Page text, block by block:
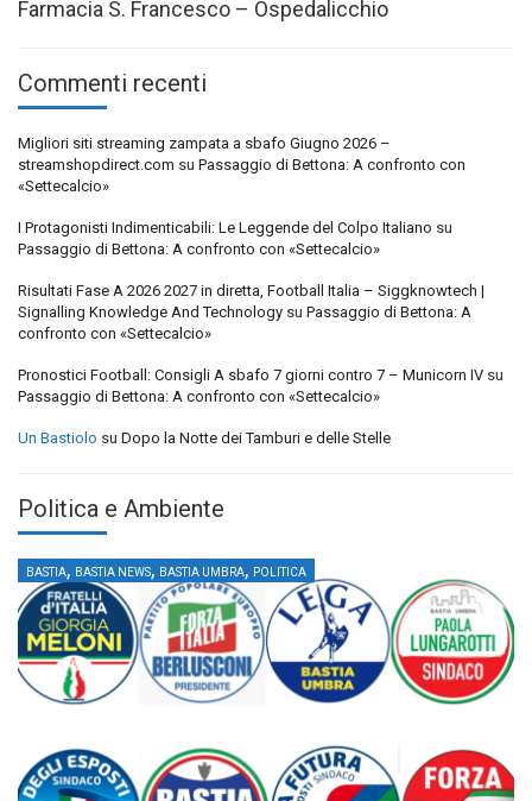
Farmacia S. Francesco – Ospedalicchio
Commenti recenti
Migliori siti streaming zampata a sbafo Giugno 2026 –
streamshopdirect.com su Passaggio di Bettona: A confronto con
«Settecalcio»
I Protagonisti Indimenticabili: Le Leggende del Colpo Italiano su
Passaggio di Bettona: A confronto con «Settecalcio»
Risultati Fase A 2026 2027 in diretta, Football Italia – Siggknowtech |
Signalling Knowledge And Technology su Passaggio di Bettona: A
confronto con «Settecalcio»
Pronostici Football: Consigli A sbafo 7 giorni contro 7 – Municorn IV su
Passaggio di Bettona: A confronto con «Settecalcio»
Un Bastiolo su Dopo la Notte dei Tamburi e delle Stelle
Politica e Ambiente
BASTIA, BASTIA NEWS, BASTIA UMBRA, POLITICA